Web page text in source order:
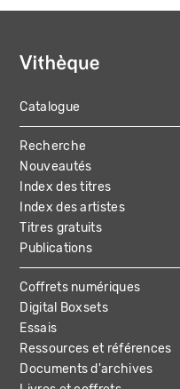
MAIN
NAVIGATION
Catalogue
Recherche
Nouveautés
Index des titres
Index des artistes
Titres gratuits
Publications
Coffrets numériques
Digital Boxsets
Essais
Ressources et références
Documents d'archives